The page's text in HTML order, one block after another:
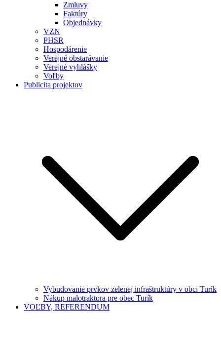
Zmluvy
Faktúry
Objednávky
VZN
PHSR
Hospodárenie
Verejné obstarávanie
Verejné vyhlášky
Voľby
Publicita projektov
Vybudovanie prvkov zelenej infraštruktúry v obci Turík
Nákup malotraktora pre obec Turík
VOĽBY, REFERENDUM